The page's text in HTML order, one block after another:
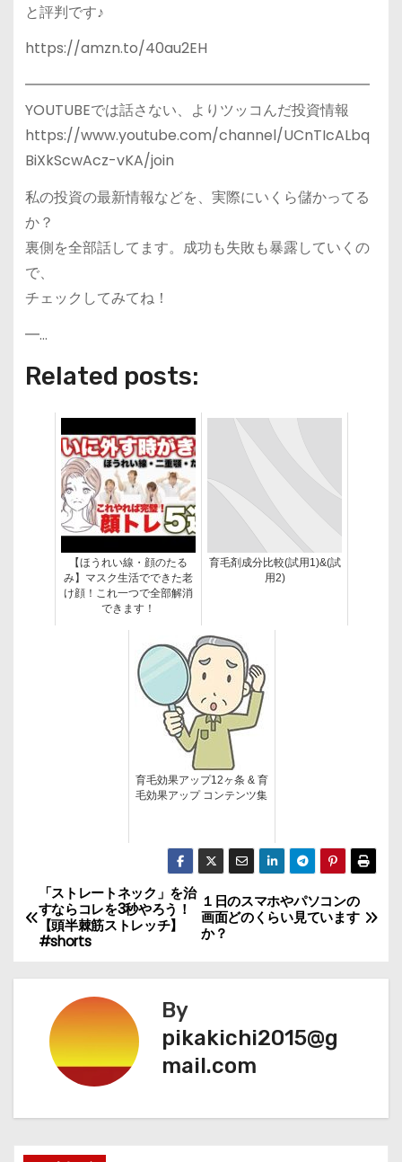
と評判です♪
https://amzn.to/40au2EH
━━━━━━━━━━━━━━━━━━━━━━━━
YOUTUBEでは話さない、よりツッコんだ投資情報
https://www.youtube.com/channel/UCnTIcALbq
BiXkScwAcz-vKA/join
私の投資の最新情報などを、実際にいくら儲かってる
か？
裏側を全部話してます。成功も失敗も暴露していくの
で、
チェックしてみてね！
━…
Related posts:
【ほうれい線・顔のたる
み】マスク生活でできた老
け顔！これ一つで全部解消
できます！
育毛剤成分比較(試用1)&(試
用2)
育毛効果アップ12ヶ条 & 育
毛効果アップ コンテンツ集
投
稿
ナ
ビ
ゲ
１日のスマホやパソコンの
画面どのくらい見ています
か？
「ストレートネック」を治
すならコレを3秒やろう！
【頭半棘筋ストレッチ】
#shorts
By
pikakichi2015@g
mail.com